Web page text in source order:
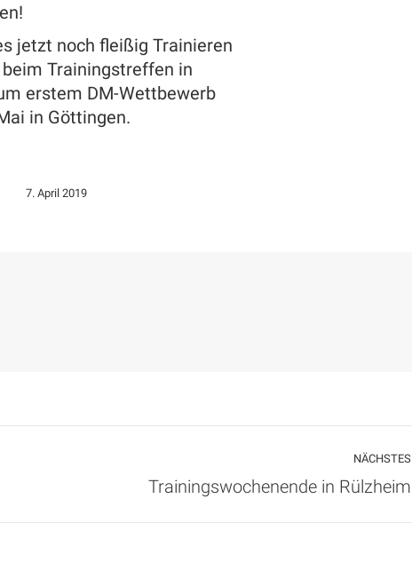
jetzt noch fleißig Trainieren
Trainingstreffen in
erstem DM-Wettbewerb
in Göttingen.
7. April 2019
NÄCHSTES
NächsterTrainingswochenende in Rülzheim